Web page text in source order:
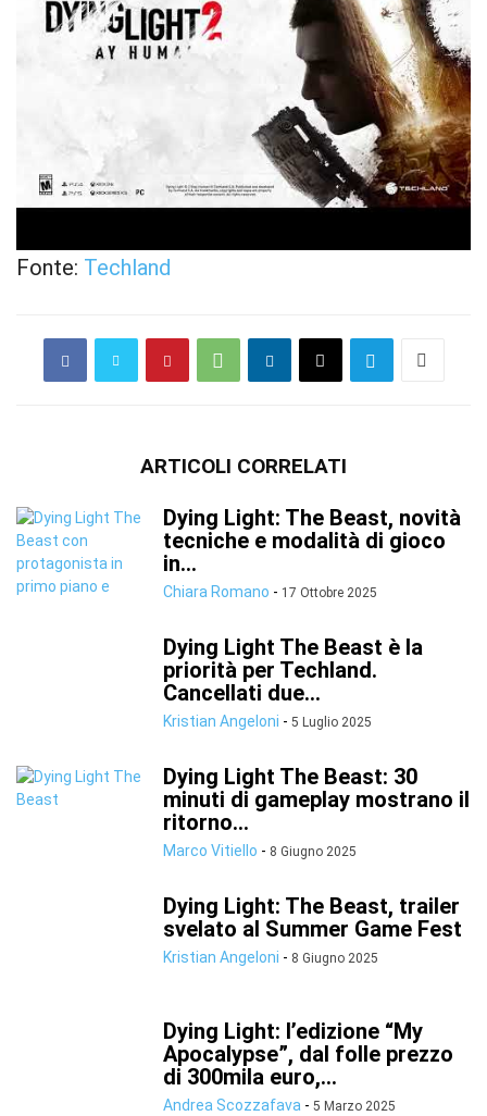
Fonte: Techland
ARTICOLI CORRELATI
Dying Light: The Beast, novità
tecniche e modalità di gioco
in...
Chiara Romano - 17 Ottobre 2025
Dying Light The Beast è la
priorità per Techland.
Cancellati due...
Kristian Angeloni - 5 Luglio 2025
Dying Light The Beast: 30
minuti di gameplay mostrano il
ritorno...
Marco Vitiello - 8 Giugno 2025
Dying Light: The Beast, trailer
svelato al Summer Game Fest
Kristian Angeloni - 8 Giugno 2025
Dying Light: l’edizione “My
Apocalypse”, dal folle prezzo
di 300mila euro,...
Andrea Scozzafava - 5 Marzo 2025